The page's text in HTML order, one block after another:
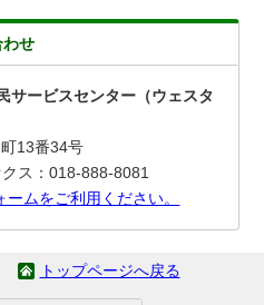
わせ
ービスセンター（ウェスタ
13番34号
ス：018-888-8081
ムをご利用ください。
トップページへ戻る